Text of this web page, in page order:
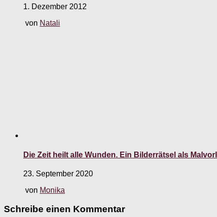
1. Dezember 2012
von Natali
Die Zeit heilt alle Wunden. Ein Bilderrätsel als
23. September 2020
von Monika
Schreibe einen Kommentar